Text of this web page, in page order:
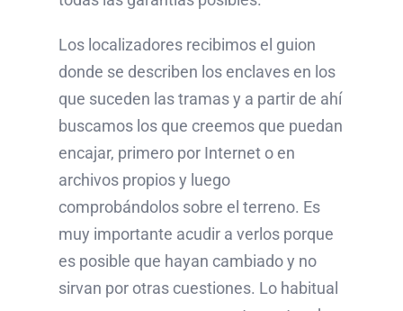
Los localizadores recibimos el guion
donde se describen los enclaves en los
que suceden las tramas y a partir de ahí
buscamos los que creemos que puedan
encajar, primero por Internet o en
archivos propios y luego
comprobándolos sobre el terreno. Es
muy importante acudir a verlos porque
es posible que hayan cambiado y no
sirvan por otras cuestiones. Lo habitual